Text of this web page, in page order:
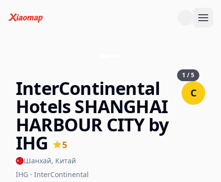
1 /5
InterContinental
Hotels SHANGHAI
HARBOUR CITY by
IHG 5
C
Шанхай, Китай
IHG · InterContinental